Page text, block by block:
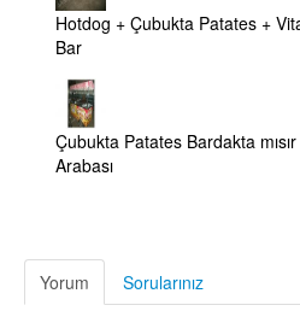
Hotdog + Çubukta Patates +
Bar
Çubukta Patates Bardakta mısır
Arabası
Yorum Sorularınız